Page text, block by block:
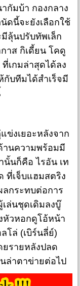
กัมบ้า กองกลาง
ดนี้จะยังเลือกใช้
ลุ้นปรับทัพเล็ก
าส กิเดี้ยน โคดู
เกมล่าสุดได้ลง
กับทีมได้สำเร็จมี
งเยอะหลังจาก
านความพร้อมมี
นั้นก็คือ ไรอัน เท
ที่เจ็บแฮมสตริง
กระทบต่อการ
ล่นชุดเดิมลงบู๊
หัวหอกดูโอ้หน้า
โล่ (เบิร์นลี่ย์)
ยรายหลังปลด
ล่าตาข่ายต่อไป